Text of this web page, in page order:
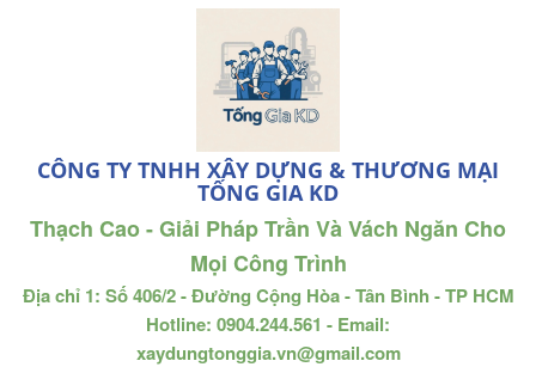
CÔNG TY TNHH XÂY DỰNG & THƯƠNG MẠI
TỐNG GIA KD
Thạch Cao - Giải Pháp Trần Và Vách Ngăn Cho
Mọi Công Trình
Địa chỉ 1: Số 406/2 - Đường Cộng Hòa - Tân Bình - TP HCM
Hotline: 0904.244.561 - Email:
xaydungtonggia.vn@gmail.com